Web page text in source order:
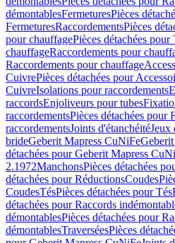
démontablesFermeturesPièces
FermeturesRaccordementsPièces
pour chauffagePièces détachées pour
chauffageRaccordements pour
Raccordements pour chauffage
CuivrePièces détachées pour
CuivreIsolations pour raccordements
raccordsEnjoliveurs pour tubes
raccordementsPièces détachées pour
raccordementsJoints d'étanchéitéJeux
brideGeberit Mapress CuNiFe
détachées pour Geberit Mapress
2.1972ManchonsPièces détachées
détachées pour RéductionsCoudes
CoudesTésPièces détachées pour Tés
détachées pour Raccords
démontablesPièces détachées pour
démontablesTraverséesPièces